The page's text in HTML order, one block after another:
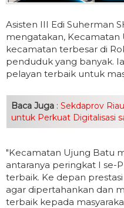
Asisten III Edi Suherman
mengatakan,
kecamatan terbesar di
penduduk yang banyak.
pelayan terbaik untuk
Baca Juga : Sekdaprov
untuk Perkuat Digitalisasi
"Kecamatan Ujung Batu
antaranya peringkat I se-
terbaik. Ke depan
agar dipertahankan dan
terbaik kepada